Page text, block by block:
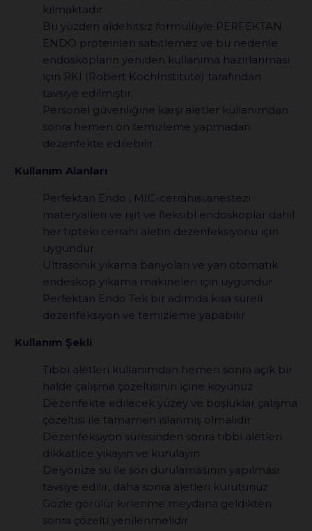
kılmaktadır
Bu yüzden aldehitsiz formülüyle PERFEKTAN
ENDO proteinleri sabitlemez ve bu nedenle
endoskopların yeniden kullanıma hazırlanması
için RKI (Robert KochInstitute) tarafından
tavsiye edilmiştir
Personel güvenliğine karşı aletler kullanımdan
sonra hemen ön temizleme yapmadan
dezenfekte edilebilir
Kullanım Alanları
Perfektan Endo , MIC-cerrahisi,anestezi
materyalleri ve rijit ve fleksibl endoskoplar dahil
her tipteki cerrahi aletin dezenfeksiyonu için
uygundur
Ultrasonik yıkama banyoları ve yarı otomatik
endeskop yıkama makineleri için uygundur
Perfektan Endo Tek bir adımda kısa süreli
dezenfeksiyon ve temizleme yapabilir
Kullanım Şekli
Tıbbi aletleri kullanımdan hemen sonra açık bir
halde çalışma çözeltisinin içine koyunuz
Dezenfekte edilecek yüzey ve boşluklar çalışma
çözeltisi ile tamamen ıslanmış olmalıdır
Dezenfeksiyon süresinden sonra tıbbi aletleri
dikkatlice yıkayın ve kurulayın
Deiyonize su ile son durulamasının yapılması
tavsiye edilir, daha sonra aletleri kurutunuz
Gözle görülür kirlenme meydana geldikten
sonra çözelti yenilenmelidir